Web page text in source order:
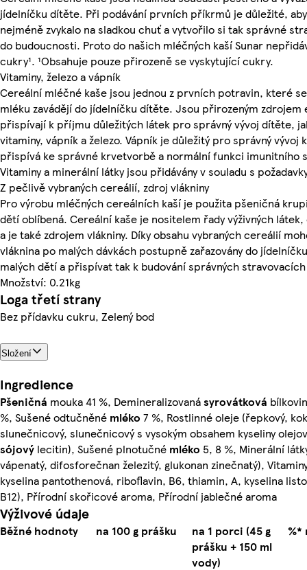
jídelníčku dítěte. Při podávání prvních příkrmů je důležité,
nejméně zvykalo na sladkou chuť a vytvořilo si tak správné
do budoucnosti. Proto do našich mléčných kaší Sunar
cukry¹. ¹Obsahuje pouze přirozeně se vyskytující cukry.
Vitaminy, železo a vápník
Cereální mléčné kaše jsou jednou z prvních potravin, které
mléku zavádějí do jídelníčku dítěte. Jsou přirozeným zdrojem
přispívají k příjmu důležitých látek pro správný vývoj dítěte,
vitaminy, vápník a železo. Vápník je důležitý pro správný vývoj
přispívá ke správné krvetvorbě a normální funkci imunitního
Vitaminy a minerální látky jsou přidávány v souladu s
Z pečlivě vybraných cereálií, zdroj vlákniny
Pro výrobu mléčných cereálních kaší je použita pšeničná
dětí oblíbená. Cereální kaše je nositelem řady výživných
a je také zdrojem vlákniny. Díky obsahu vybraných cereálií
vláknina po malých dávkách postupně zařazovány do
malých dětí a přispívat tak k budování správných
Množství: 0.21kg
Loga třetí strany
Bez přídavku cukru, Zelený bod
Složení
Ingredience
Pšeničná mouka 41 %, Demineralizovanásyrovátková
%, Sušené odtučněné mléko 7 %, Rostlinné oleje (řepkový,
slunečnicový, slunečnicový s vysokým obsahem kyseliny
sójový lecitin), Sušené plnotučné mléko 5, 8 %, Minerální
vápenatý, difosforečnan železitý, glukonan zinečnatý),
kyselina pantothenová, riboflavin, B6, thiamin, A, kyselina
B12), Přírodní skořicové aroma, Přírodní jablečné aroma
Výživové údaje
Běžné hodnoty na 100 g prášku
na 1 porci (45 g
prášku + 150 ml
vody)
%*